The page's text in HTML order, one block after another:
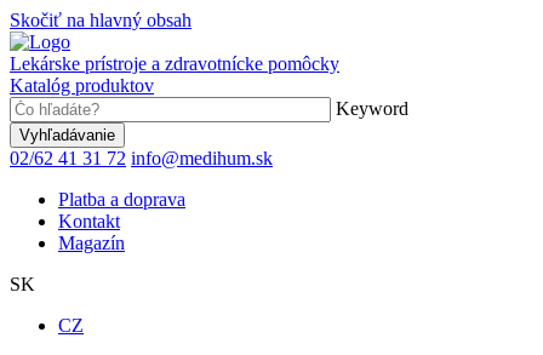
Skočiť na hlavný obsah
Lekárske prístroje a zdravotnícke pomôcky
Katalóg produktov
Keyword
02/62 41 31 72 info@medihum.sk
Platba a doprava
Kontakt
Magazín
SK
CZ